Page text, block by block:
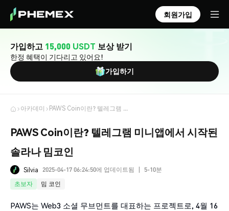
회원가입
가입하고 15,000 USDT 보상 받기
한정 혜택이 기다리고 있어요!
가입하기
아카데미 PAWS Coin이란? 텔레그램 미니앱에서 시작된 솔라나 밈코인
PAWS Coin이란? 텔레그램 미니앱에서 시작된
솔라나 밈코인
Silvia 2025-04-17 06:24:50에 업데이트됨
5-10분
초보자
밈 코인
PAWS는 Web3 소셜 무브먼트를 대표하는 프로젝트로, 4월 16